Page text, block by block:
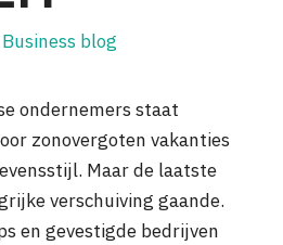
Business blog
ondernemers staat
zonovergoten vakanties
Maar de laatste
verschuiving gaande.
en gevestigde bedrijven